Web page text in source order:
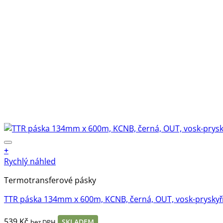
+
Rychlý náhled
Termotransferové pásky
TTR páska 134mm x 600m, KCNB, černá, OUT, vosk-